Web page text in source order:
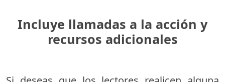
Incluye llamadas a la acción y
recursos adicionales